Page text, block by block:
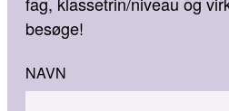
besøge!
NAVN